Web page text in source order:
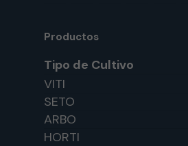
Productos
Tipo de Cultivo
VITI
SETO
ARBO
HORTI